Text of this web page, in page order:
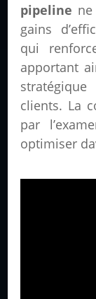
pipeline
gains
qui
apportant
clients. La
par
optimiser